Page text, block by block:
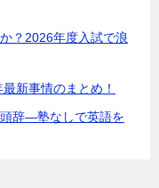
？2026年度入試で浪
新事情のまとめ！
辞―塾なしで英語を